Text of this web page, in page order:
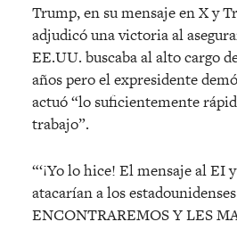
Trump, en su mensaje en X y
adjudicó una victoria al
EE.UU. buscaba al alto cargo
años pero el expresidente
actuó “lo suficientemente
trabajo”.
“‘¡Yo lo hice! El mensaje al EI
atacarían a los estadounidenses
ENCONTRAREMOS Y LES